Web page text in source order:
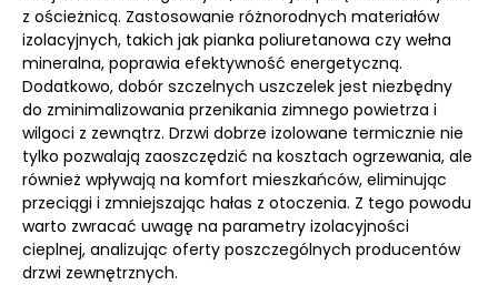
z ościeżnicą. Zastosowanie różnorodnych materiałów
izolacyjnych, takich jak pianka poliuretanowa czy wełna
mineralna, poprawia efektywność energetyczną.
Dodatkowo, dobór szczelnych uszczelek jest niezbędny
do zminimalizowania przenikania zimnego powietrza i
wilgoci z zewnątrz. Drzwi dobrze izolowane termicznie nie
tylko pozwalają zaoszczędzić na kosztach ogrzewania, ale
również wpływają na komfort mieszkańców, eliminując
przeciągi i zmniejszając hałas z otoczenia. Z tego powodu
warto zwracać uwagę na parametry izolacyjności
cieplnej, analizując oferty poszczególnych producentów
drzwi zewnętrznych.